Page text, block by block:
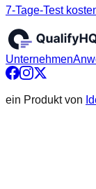
7-Tage-Test
Unternehmen
ein Produkt von